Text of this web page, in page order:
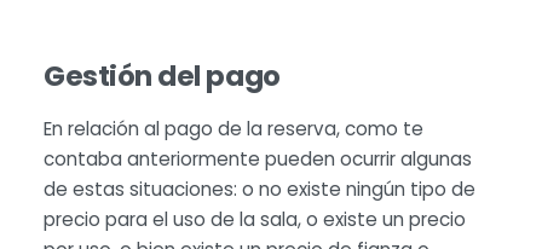
Gestión del pago
En relación al pago de la reserva, como te
contaba anteriormente pueden ocurrir algunas
de estas situaciones: o no existe ningún tipo de
precio para el uso de la sala, o existe un precio